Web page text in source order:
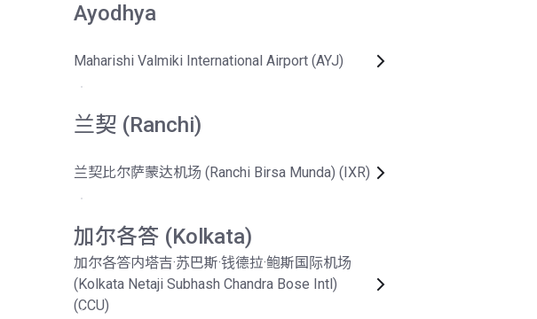
Ayodhya
Maharishi Valmiki International Airport (AYJ)
兰契 (Ranchi)
兰契比尔萨蒙达机场 (Ranchi Birsa Munda) (IXR)
加尔各答 (Kolkata)
加尔各答内塔吉·苏巴斯·钱德拉·鲍斯国际机场
(Kolkata Netaji Subhash Chandra Bose Intl)
(CCU)